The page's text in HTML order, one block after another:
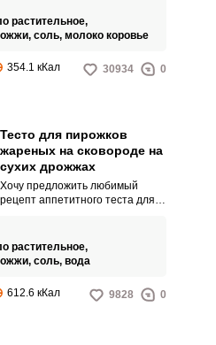
приготовленного на молоке.
Процесс приготовления теста
растительное,
соль, молоко коровье
354.1 кКал 30934 0
Тесто для пирожков
жареных на сковороде на
сухих дрожжах
Хочу предложить любимый
рецепт аппетитного теста для
приготовленное по этому
рецепту, имеет невероятную
что придает домашней выпечки
ни с чем не сравненный вкус.
растительное,
соль, вода
612.6 кКал 9828 0